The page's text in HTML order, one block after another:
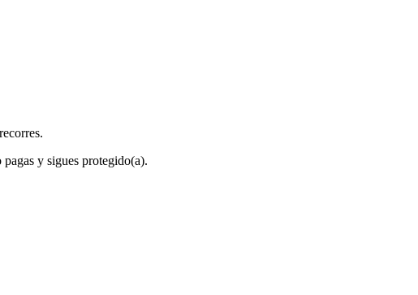
y sigues protegido(a).